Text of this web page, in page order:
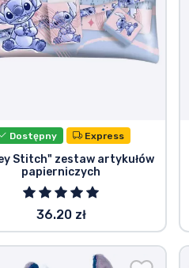
Dostępny Express
Stitch" zestaw artykułów
papierniczych
36.20 zł